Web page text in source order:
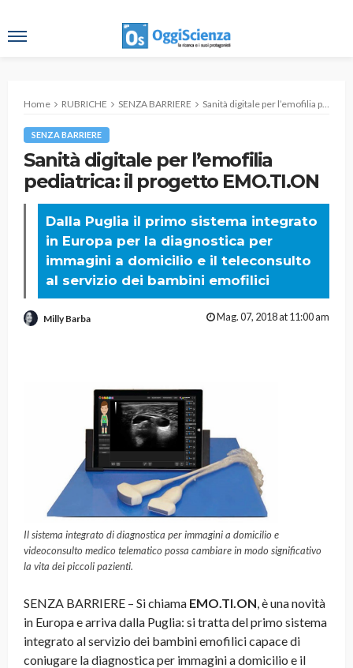
Home RUBRICHE SENZA BARRIERE Sanità digitale per l’emofilia pediatrica: il progetto EMO.TI.ON
SENZA BARRIERE
Sanità digitale per l’emofilia
pediatrica: il progetto EMO.TI.ON
Dalla Puglia il primo sistema integrato
in Europa per la diagnostica per
immagini a domicilio e il teleconsulto
al servizio dei bambini emofilici
Milly Barba Mag. 07, 2018 at 11:00 am
Il sistema integrato di diagnostica per immagini a domicilio e
videoconsulto medico telematico possa cambiare in modo significativo
la vita dei piccoli pazienti.
SENZA BARRIERE – Si chiama EMO.TI.ON , è una novità
in Europa e arriva dalla Puglia: si tratta del primo sistema
integrato al servizio dei bambini emofilici capace di
coniugare la diagnostica per immagini a domicilio e il